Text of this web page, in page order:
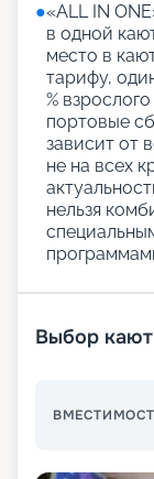
●«АLL IN
в одной
место в
тарифу,
%
портовые
зависит от
не на всех
нельзя
Выбор